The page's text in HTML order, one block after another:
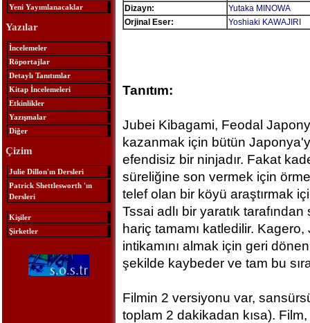
Yeni Yayımlanacaklar
Yazılar
İncelemeler
Röportajlar
Detaylı Tanıtımlar
Kitap İncelemeleri
Etkinlikler
Yazışmalar
Diğer
Çizim
Julie Dillon'ın Dersleri
Patrick Shettlesworth 'ın
Dersleri
Kişiler
Şirketler
Dizayn:
Yutaka MINOWA
Orjinal Eser:
Yoshiaki KAWAJIRI
Tanıtım:
Jubei Kibagami, Feodal
kazanmak için bütün
efendisiz bir ninjadır. Fakat
süreliğine son vermek için
telef olan bir köyü araştırmak
Tssai adlı bir yaratık
hariç tamamı katledilir.
intikamını almak için geri
şekilde kaybeder ve tam bu
Filmin 2 versiyonu var,
toplam 2 dakikadan kısa).